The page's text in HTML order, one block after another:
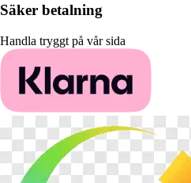
Säker betalning
Handla tryggt på vår sida